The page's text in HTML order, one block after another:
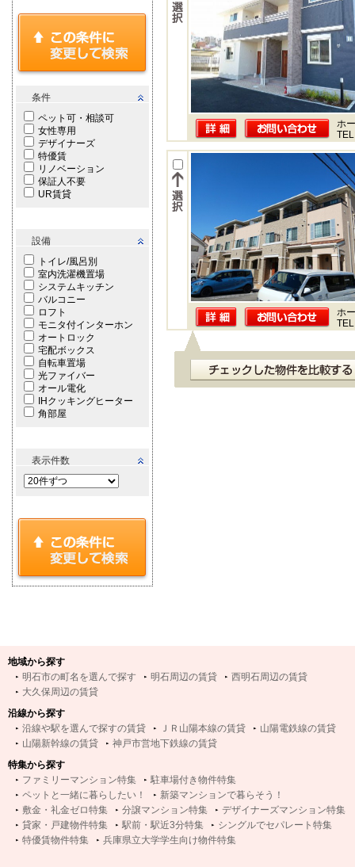
条件
ペット可・相談可
女性専用
デザイナーズ
特優賃
リノベーション
保証人不要
UR賃貸
設備
トイレ/風呂別
室内洗濯機置場
システムキッチン
バルコニー
ロフト
モニタ付インターホン
オートロック
宅配ボックス
自転車置場
光ファイバー
オール電化
IHクッキングヒーター
角部屋
表示件数
ホ
ホ
地域から探す
明石市の町名を選んで探す
明石周辺の賃貸
西明石周辺の賃貸
大久保周辺の賃貸
沿線から探す
沿線や駅を選んで探すの賃貸
ＪＲ山陽本線の賃貸
山陽電鉄線の賃貸
山陽新幹線の賃貸
神戸市営地下鉄線の賃貸
特集から探す
ファミリーマンション特集
駐車場付き物件特集
ペットと一緒に暮らしたい！
新築マンションで暮らそう！
敷金・礼金ゼロ特集
分譲マンション特集
デザイナーズマンション特集
貸家・戸建物件特集
駅前・駅近3分特集
シングルでセパレート特集
特優賃物件特集
兵庫県立大学学生向け物件特集